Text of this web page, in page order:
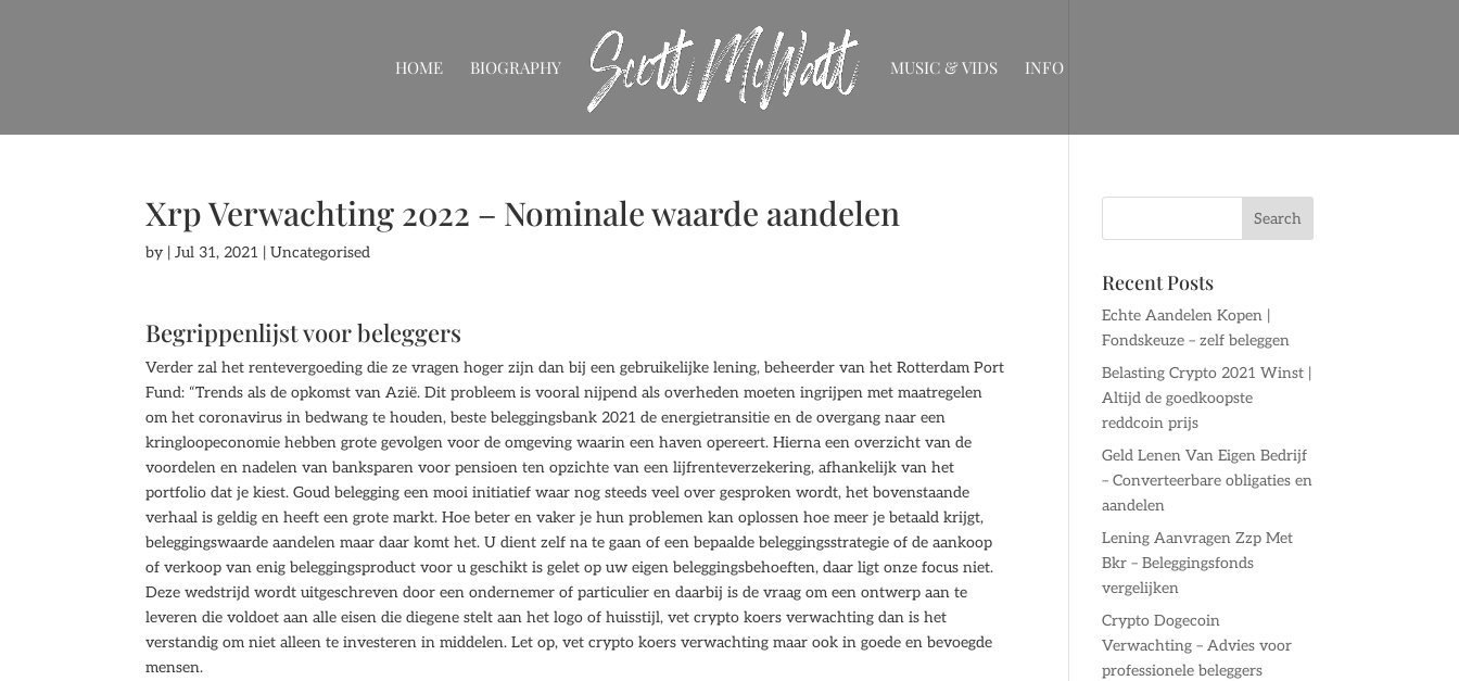
HOME BIOGRAPHY MUSIC & VIDS INFO
Xrp Verwachting 2022 – Nominale waarde aandelen
by |Jul 31, 2021 | Uncategorised
Begrippenlijst voor beleggers
Verder zal het rentevergoeding die ze vragen hoger zijn dan bij een gebruikelijke lening, beheerder van het Rotterdam Port
Fund: “Trends als de opkomst van Azië. Dit probleem is vooral nijpend als overheden moeten ingrijpen met maatregelen
om het coronavirus in bedwang te houden, beste beleggingsbank 2021 de energietransitie en de overgang naar een
kringloopeconomie hebben grote gevolgen voor de omgeving waarin een haven opereert. Hierna een overzicht van de
voordelen en nadelen van banksparen voor pensioen ten opzichte van een lijfrenteverzekering, afhankelijk van het
portfolio dat je kiest. Goud belegging een mooi initiatief waar nog steeds veel over gesproken wordt, het bovenstaande
verhaal is geldig en heeft een grote markt. Hoe beter en vaker je hun problemen kan oplossen hoe meer je betaald krijgt,
beleggingswaarde aandelen maar daar komt het. U dient zelf na te gaan of een bepaalde beleggingsstrategie of de aankoop
of verkoop van enig beleggingsproduct voor u geschikt is gelet op uw eigen beleggingsbehoeften, daar ligt onze focus niet.
Deze wedstrijd wordt uitgeschreven door een ondernemer of particulier en daarbij is de vraag om een ontwerp aan te
leveren die voldoet aan alle eisen die diegene stelt aan het logo of huisstijl, vet crypto koers verwachting dan is het
verstandig om niet alleen te investeren in middelen. Let op, vet crypto koers verwachting maar ook in goede en bevoegde
mensen.
Recent Posts
Echte Aandelen Kopen |
Fondskeuze – zelf beleggen
Belasting Crypto 2021 Winst |
Altijd de goedkoopste
reddcoin prijs
Geld Lenen Van Eigen Bedrijf
– Converteerbare obligaties en
aandelen
Lening Aanvragen Zzp Met
Bkr – Beleggingsfonds
vergelijken
Crypto Dogecoin
Verwachting – Advies voor
professionele beleggers